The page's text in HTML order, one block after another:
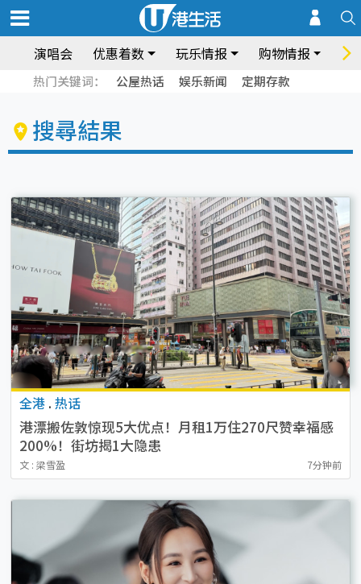
演唱会 优惠着数 玩乐情报 购物情报 饮
热门关键词： 公屋热话 娱乐新闻 定期存款
搜尋結果
全港 . 热话
港漂搬佐敦惊现5大优点！月租1万住270尺赞幸福感
200%！街坊揭1大隐患
文 : 梁雪盈 7分钟前